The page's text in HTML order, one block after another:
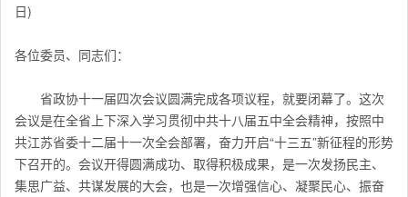
日)
各位委员、同志们：
省政协十一届四次会议圆满完成各项议程，就要闭幕了。这次
会议是在全省上下深入学习贯彻中共十八届五中全会精神，按照中
共江苏省委十二届十一次全会部署，奋力开启“十三五”新征程的形势
下召开的。会议开得圆满成功、取得积极成果，是一次发扬民主、
集思广益、共谋发展的大会，也是一次增强信心、凝聚民心、振奋